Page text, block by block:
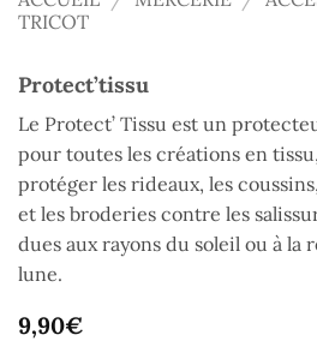
TRICOT
Protect’tissu
Le Protect’ Tissu est un
pour toutes les créations en
protéger les rideaux, les
et les broderies contre les
dues aux rayons du soleil ou à la
lune.
9,90€